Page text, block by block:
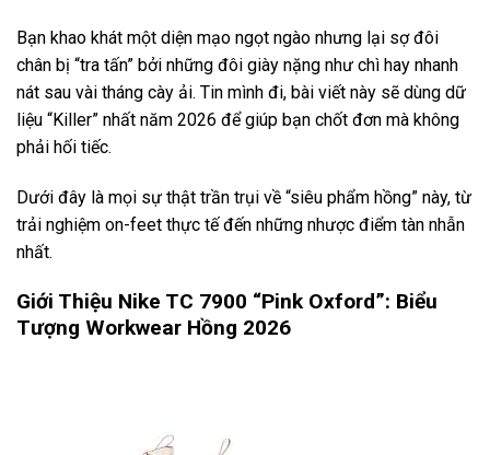
Bạn khao khát một diện mạo ngọt ngào nhưng lại sợ đôi
chân bị “tra tấn” bởi những đôi giày nặng như chì hay nhanh
nát sau vài tháng cày ải. Tin mình đi, bài viết này sẽ dùng dữ
liệu “Killer” nhất năm 2026 để giúp bạn chốt đơn mà không
phải hối tiếc.
Dưới đây là mọi sự thật trần trụi về “siêu phẩm hồng” này, từ
trải nghiệm on-feet thực tế đến những nhược điểm tàn nhẫn
nhất.
Giới Thiệu Nike TC 7900 “Pink Oxford”: Biểu
Tượng Workwear Hồng 2026